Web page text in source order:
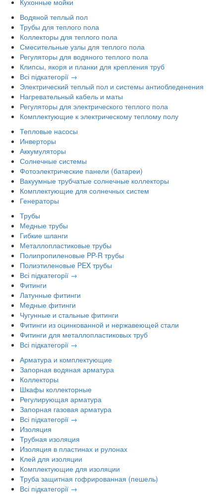
Водяной теплый пол
Трубы для теплого пола
Коллекторы для теплого пола
Смесительные узлы для теплого пола
Регуляторы для водяного теплого пола
Клипсы, якоря и планки для крепления труб
Всі підкатегорії →
Электрический теплый пол и системы антиобледенения
Нагревательный кабель и маты
Регуляторы для электрического теплого пола
Комплектующие к электрическому теплому полу
Тепловые насосы
Инверторы
Аккумуляторы
Солнечные системы
Фотоэлектрические панели (батареи)
Вакуумные трубчатые солнечные коллекторы
Комплектующие для солнечных систем
Генераторы
Трубы
Медные трубы
Гибкие шланги
Металлопластиковые трубы
Полипропиленовые PP-R трубы
Полиэтиленовые PEX трубы
Всі підкатегорії →
Фитинги
Латунные фитинги
Медные фитинги
Чугунные и стальные фитинги
Фитинги из оцинкованной и нержавеющей стали
Фитинги для металлопластиковых труб
Всі підкатегорії →
Арматура и комплектующие
Запорная водяная арматура
Коллекторы
Шкафы коллекторные
Регулирующая арматура
Запорная газовая арматура
Всі підкатегорії →
Изоляция
Трубная изоляция
Изоляция в пластинах и рулонах
Клей для изоляции
Комплектующие для изоляции
Труба защитная гофрированная (пешель)
Всі підкатегорії →